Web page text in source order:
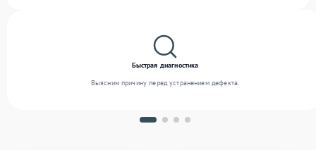
Быстрая диагностика
Выясним причину перед устранением дефекта.